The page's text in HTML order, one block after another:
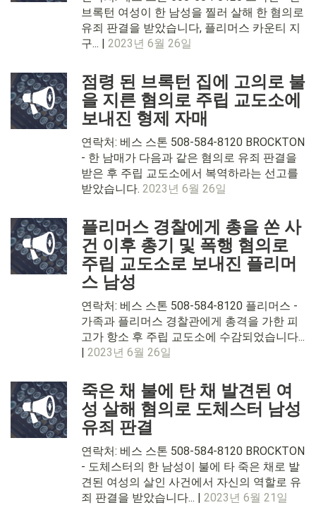
브록턴 여성이 한 남성을 찔러 살해 한 혐의로
유죄 판결을 받았습니다, 플리머스 카운티 지
구... | 2023년 6월 26일
점령 된 브록턴 집에 고의로 불
을 지른 혐의로 주립 교도소에
보내진 형제 자매
연락처: 베스 스톤 508-584-8120 BROCKTON
- 한 남매가 다음과 같은 혐의로 유죄 판결을
받은 후 주립 교도소에서 복역하라는 선고를
받았습니다. 2023년 6월 26일
플리머스 경찰에게 총을 쏜 사
건 이후 총기 및 폭행 혐의로
주립 교도소로 보내진 플리머
스 남성
연락처: 베스 스톤 508-584-8120 플리머스 -
가족과 플리머스 경찰관에게 총격을 가한 피
고가 항소 후 주립 교도소에 수감되었습니다...
| 2023년 6월 26일
죽은 채 불에 탄 채 발견된 여
성 살해 혐의로 도체스터 남성
유죄 판결
연락처: 베스 스톤 508-584-8120 BROCKTON
- 도체스터의 한 남성이 불에 타 죽은 채로 발
견된 여성의 살인 사건에서 자신의 역할로 유
죄 판결을 받았습니다... | 2023년 6월 21일